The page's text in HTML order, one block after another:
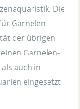
Die
Garnelen
der übrigen
Garnelen-
auch in
eingesetzt